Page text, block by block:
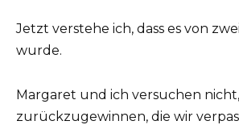
Jetzt verstehe ich, dass es von
wurde.
Margaret und ich versuchen
zurückzugewinnen, die wir